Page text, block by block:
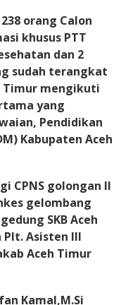
orang Calon
khusus PTT
dan 2
sudah terangkat
Timur mengikuti
yang
Pendidikan
Kabupaten Aceh
CPNS golongan II
gelombang
SKB Aceh
Asisten III
Aceh Timur
Kamal,M.Si